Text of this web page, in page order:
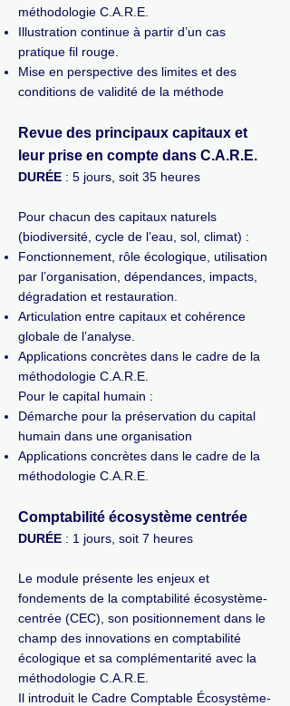
méthodologie C.A.R.E.
Illustration continue à partir d’un cas
pratique fil rouge.
Mise en perspective des limites et des
conditions de validité de la méthode
Revue des principaux capitaux et
leur prise en compte dans C.A.R.E.
DURÉE : 5 jours, soit 35 heures
Pour chacun des capitaux naturels
(biodiversité, cycle de l’eau, sol, climat) :
Fonctionnement, rôle écologique, utilisation
par l’organisation, dépendances, impacts,
dégradation et restauration.
Articulation entre capitaux et cohérence
globale de l’analyse.
Applications concrètes dans le cadre de la
méthodologie C.A.R.E.
Pour le capital humain :
Démarche pour la préservation du capital
humain dans une organisation
Applications concrètes dans le cadre de la
méthodologie C.A.R.E.
Comptabilité écosystème centrée
DURÉE : 1 jours, soit 7 heures
Le module présente les enjeux et
fondements de la comptabilité écosystème-
centrée (CEC), son positionnement dans le
champ des innovations en comptabilité
écologique et sa complémentarité avec la
méthodologie C.A.R.E.
Il introduit le Cadre Comptable Écosystème-